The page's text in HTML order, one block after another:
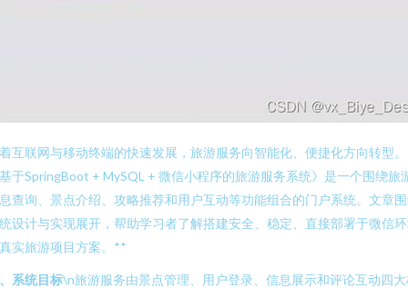
互联网与移动终端的快速发展，旅游服务向智能化、便捷化方向转型。
于SpringBoot + MySQL + 微信小程序的旅游服务系统》是一个围绕旅
查询、景点介绍、攻略推荐和用户互动等功能组合的门户系统。文章
设计与实现展开，帮助学习者了解搭建安全、稳定、直接部署于微信
实旅游项目方案。**
系统目标\n旅游服务由景点管理、用户登录、信息展示和评论互动四